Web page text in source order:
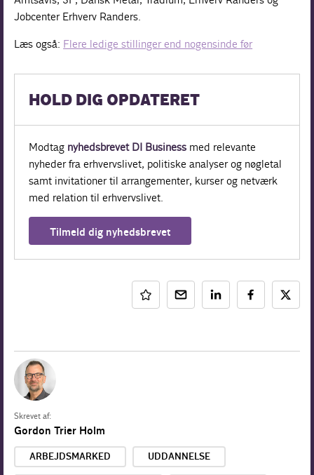
Jobcenter Erhverv Randers.
Læs også: Flere ledige stillinger end nogensinde før
HOLD DIG OPDATERET
Modtag nyhedsbrevet DI Business med relevante
nyheder fra erhvervslivet, politiske analyser og nøgletal
samt invitationer til arrangementer, kurser og netværk
med relation til erhvervslivet.
Tilmeld dig nyhedsbrevet
Skrevet af:
Gordon Trier Holm
ARBEJDSMARKED UDDANNELSE